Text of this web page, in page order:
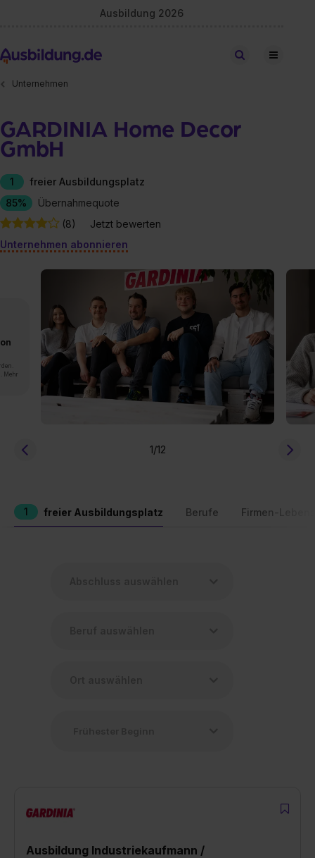
Ausbildung 2026
Stellen finden
Unternehmen
GARDINIA Home Decor
GmbH
1
freier Ausbildungsplatz
85%
Übernahmequote
(8)
Jetzt bewerten
Unternehmen abonnieren
Mehr
1/12
1 freier Ausbildungsplatz Berufe Firmen-
Ausbildung Industriekaufmann /